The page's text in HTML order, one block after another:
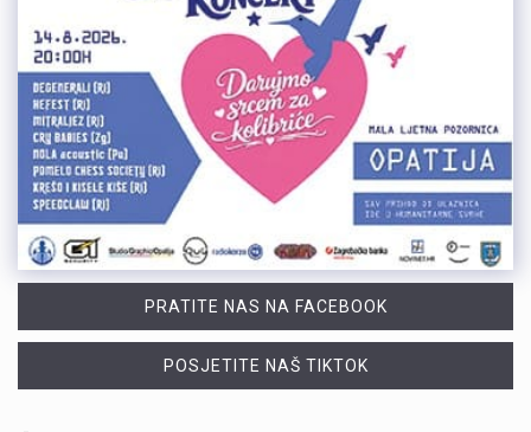
PRATITE NAS NA FACEBOOK
POSJETITE NAŠ TIKTOK